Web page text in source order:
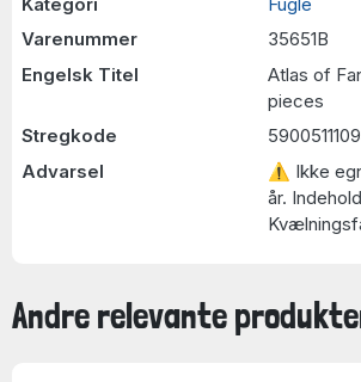
Varenummer
35651B
Engelsk Titel
Atlas of
pieces
Stregkode
Advarsel
⚠ Ikke
år.
Andre relevante